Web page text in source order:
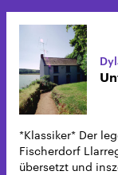
*Klassiker* Der
Fischerdorf
übersetzt und